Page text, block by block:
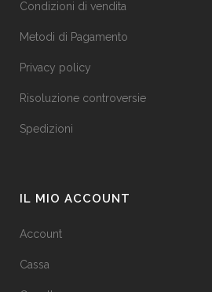
Condizioni di vendita
Metodi di Pagamento
Privacy policy
Risoluzione controversie
Spedizioni
IL MIO ACCOUNT
Account
Cassa